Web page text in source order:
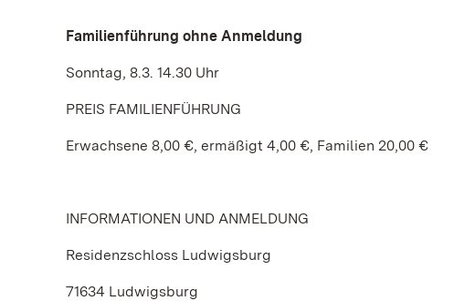
Familienführung ohne Anmeldung
Sonntag, 8.3. 14.30 Uhr
PREIS FAMILIENFÜHRUNG
Erwachsene 8,00 €, ermäßigt 4,00 €, Familien 20,00 €
INFORMATIONEN UND ANMELDUNG
Residenzschloss Ludwigsburg
71634 Ludwigsburg